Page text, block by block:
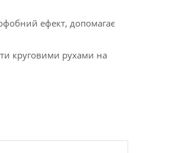
ефект, допомагає
круговими рухами на